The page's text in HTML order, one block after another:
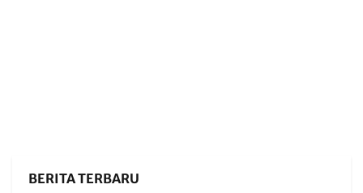
BERITA TERBARU